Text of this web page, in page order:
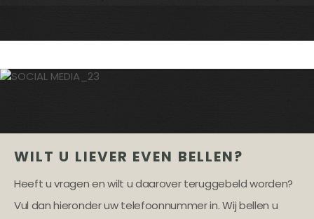
WILT U LIEVER EVEN BELLEN?
Heeft u vragen en wilt u daarover teruggebeld worden?
Vul dan hieronder uw telefoonnummer in. Wij bellen u